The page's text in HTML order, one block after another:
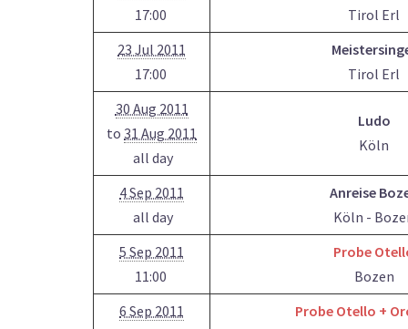
17:00
Tirol Erl
23 Jul 2011
17:00
Tirol Erl
30 Aug 2011
to 31 Aug 2011
all day
Ludo
Köln
4 Sep 2011
all day
Anreise
Köln -
5 Sep 2011
11:00
Probe
Bozen
6 Sep 2011
Probe Otello +